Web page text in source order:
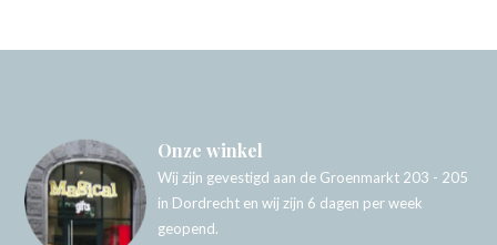
Onze winkel
Wij zijn gevestigd aan de Groenmarkt 203 - 205
in Dordrecht en wij zijn 6 dagen per week
geopend.